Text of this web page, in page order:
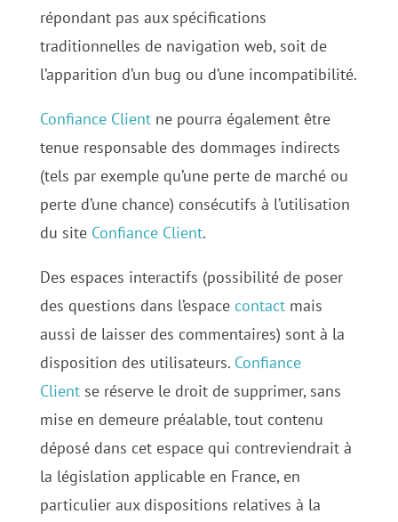
répondant pas aux spécifications
traditionnelles de navigation web, soit de
l’apparition d’un bug ou d’une incompatibilité.
Confiance Clientne pourra également être
tenue responsable des dommages indirects
(tels par exemple qu’une perte de marché ou
perte d’une chance) consécutifs à l’utilisation
du site Confiance Client.
Des espaces interactifs (possibilité de poser
des questions dans l’espace contactmais
aussi de laisser des commentaires) sont à la
disposition des utilisateurs. Confiance
Clientse réserve le droit de supprimer, sans
mise en demeure préalable, tout contenu
déposé dans cet espace qui contreviendrait à
la législation applicable en France, en
particulier aux dispositions relatives à la